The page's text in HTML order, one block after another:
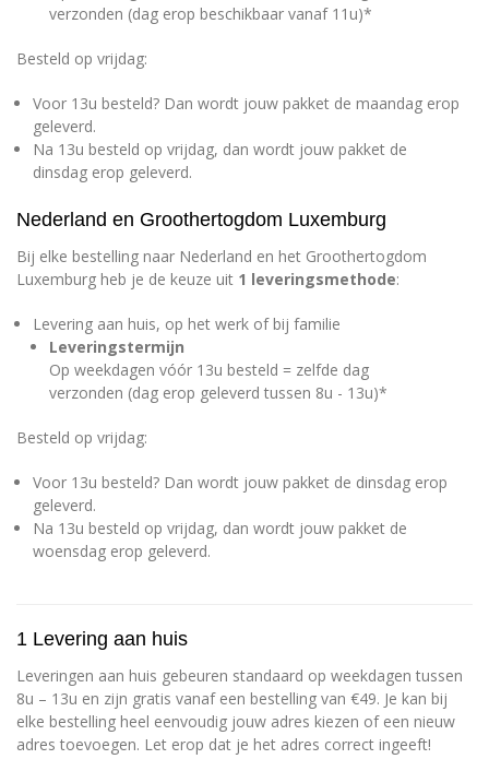
verzonden (dag erop beschikbaar vanaf 11u)*
Besteld op vrijdag:
Voor 13u besteld? Dan wordt jouw pakket de maandag erop
geleverd.
Na 13u besteld op vrijdag, dan wordt jouw pakket de
dinsdag erop geleverd.
Nederland en Groothertogdom Luxemburg
Bij elke bestelling naar Nederland en het Groothertogdom
Luxemburg heb je de keuze uit 1 leveringsmethode:
Levering aan huis, op het werk of bij familie
Leveringstermijn
Op weekdagen vóór 13u besteld = zelfde dag
verzonden (dag erop geleverd tussen 8u - 13u)*
Besteld op vrijdag:
Voor 13u besteld? Dan wordt jouw pakket de dinsdag erop
geleverd.
Na 13u besteld op vrijdag, dan wordt jouw pakket de
woensdag erop geleverd.
1 Levering aan huis
Leveringen aan huis gebeuren standaard op weekdagen tussen
8u – 13u en zijn gratis vanaf een bestelling van €49. Je kan bij
elke bestelling heel eenvoudig jouw adres kiezen of een nieuw
adres toevoegen. Let erop dat je het adres correct ingeeft!